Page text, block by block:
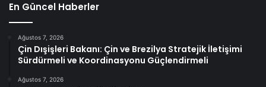
En Güncel Haberler
Ağustos 7, 2026
Çin Dışişleri Bakanı: Çin ve Brezilya Stratejik İletişimi
Sürdürmeli ve Koordinasyonu Güçlendirmeli
Ağustos 7, 2026